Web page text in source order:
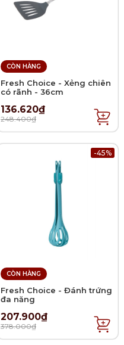
CÒN HÀNG
Fresh Choice - Xẻng chiên
có rãnh - 36cm
136.620₫
248.400₫
-45%
CÒN HÀNG
Fresh Choice - Đánh trứng
đa năng
207.900₫
378.000₫